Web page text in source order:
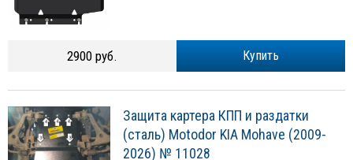
Купить
2900 руб.
Защита картера КПП и раздатки
(сталь) Motodor KIA Mohave (2009-
2026) № 11028